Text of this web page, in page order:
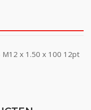
x 1.50 x 100 12pt